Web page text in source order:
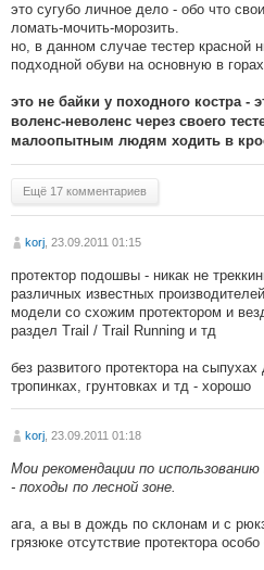
это сугубо личное дело - обо что
ломать-мочить-морозить.
но, в данном случае тестер красной
подходной обуви на основную в
это не байки у походного костра -
воленс-неволенс через своего
малоопытным людям ходить в
Ещё 17 комментариев
korj , 23.09.2011 01:15
протектор подошвы - никак не
различных известных
модели со схожим протектором и
раздел Trail / Trail Running и тд
без развитого протектора на
тропинках, грунтовках и тд - хорошо
korj , 23.09.2011 01:18
Мои рекомендации по использованию
- походы по лесной зоне.
ага, а вы в дождь по склонам и с
грязюке отсутствие протектора